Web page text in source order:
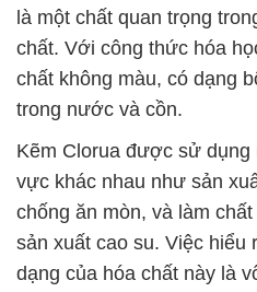
là một chất quan trọng
chất. Với công thức hóa
chất không màu, có dạng
trong nước và cồn.
Kẽm Clorua được sử dụng
vực khác nhau như sản
chống ăn mòn, và làm
sản xuất cao su. Việc hiểu
dạng của hóa chất này là